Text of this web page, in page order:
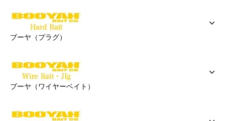
ブーヤ（プラグ）
ブーヤ（ワイヤーベイト）